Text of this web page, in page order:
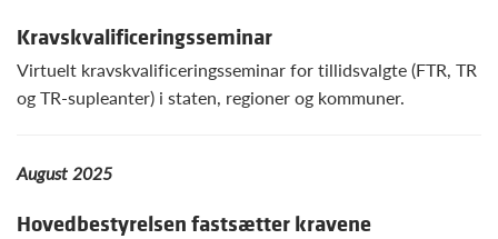
Kravskvalificeringsseminar
Virtuelt kravskvalificeringsseminar for tillidsvalgte (FTR, TR
og TR-supleanter) i staten, regioner og kommuner.
August 2025
Hovedbestyrelsen fastsætter kravene